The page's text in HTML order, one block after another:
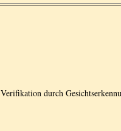
Verifikation durch